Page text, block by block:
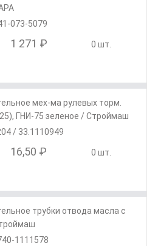
073-5079
1 271 ₽ 0 шт.
мех-ма рулевых торм.
ГНИ-75 зеленое / Строймаш
/ 33.1110949
16,50 ₽ 0 шт.
трубки отвода масла с
1111578